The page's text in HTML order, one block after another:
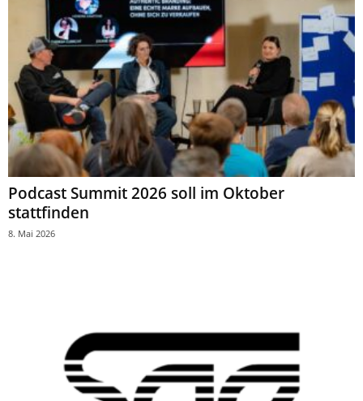
Podcast Summit 2026 soll im Oktober
stattfinden
8. Mai 2026